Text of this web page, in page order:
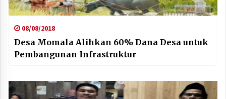
08/08/2018
Desa Momala Alihkan 60% Dana Desa untuk
Pembangunan Infrastruktur